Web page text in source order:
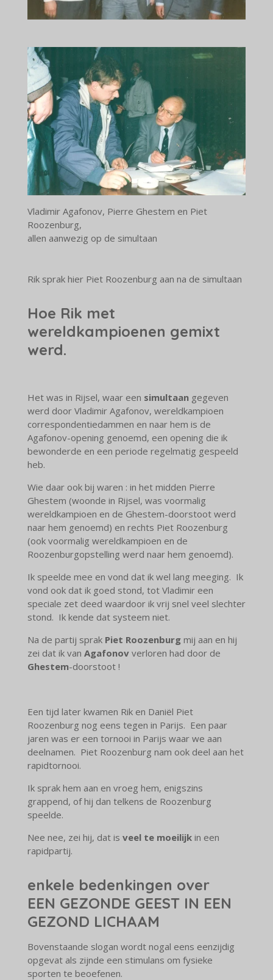
Vladimir Agafonov, Pierre Ghestem en Piet
Roozenburg,
allen aanwezig op de simultaan
Rik sprak hier Piet Roozenburg aan na de simultaan
Hoe Rik met
wereldkampioenen gemixt
werd.
Het was in Rijsel, waar een simultaangegeven
werd door Vladimir Agafonov, wereldkampioen
correspondentiedammen en naar hem is de
Agafonov-opening genoemd, een opening die ik
bewonderde en een periode regelmatig gespeeld
heb.
Wie daar ook bij waren : in het midden Pierre
Ghestem (woonde in Rijsel, was voormalig
wereldkampioen en de Ghestem-doorstoot werd
naar hem genoemd) en rechts Piet Roozenburg
(ook voormalig wereldkampioen en de
Roozenburgopstelling werd naar hem genoemd).
Ik speelde mee en vond dat ik wel lang meeging. Ik
vond ook dat ik goed stond, tot Vladimir een
speciale zet deed waardoor ik vrij snel veel slechter
stond. Ik kende dat systeem niet.
Na de partij sprak Piet Roozenburgmij aan en hij
zei dat ik van Agafonovverloren had door de
Ghestem-doorstoot !
Een tijd later kwamen Rik en Daniël Piet
Roozenburg nog eens tegen in Parijs. Een paar
jaren was er een tornooi in Parijs waar we aan
deelnamen. Piet Roozenburg nam ook deel aan het
rapidtornooi.
Ik sprak hem aan en vroeg hem, enigszins
grappend, of hij dan telkens de Roozenburg
speelde.
Nee nee, zei hij, dat is veel te moeilijkin een
rapidpartij.
enkele bedenkingen over
EEN GEZONDE GEEST IN EEN
GEZOND LICHAAM
Bovenstaande slogan wordt nogal eens eenzijdig
opgevat als zijnde een stimulans om fysieke
sporten te beoefenen.